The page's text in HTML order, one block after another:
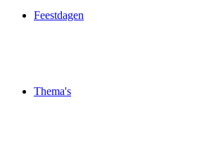
Feestdagen
Thema's